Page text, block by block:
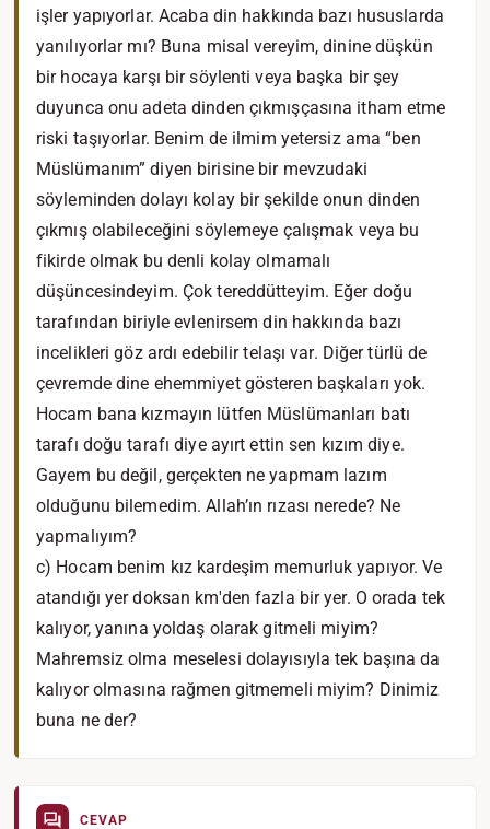
işler yapıyorlar. Acaba din hakkında bazı hususlarda
yanılıyorlar mı? Buna misal vereyim, dinine düşkün
bir hocaya karşı bir söylenti veya başka bir şey
duyunca onu adeta dinden çıkmışçasına itham etme
riski taşıyorlar. Benim de ilmim yetersiz ama “ben
Müslümanım” diyen birisine bir mevzudaki
söyleminden dolayı kolay bir şekilde onun dinden
çıkmış olabileceğini söylemeye çalışmak veya bu
fikirde olmak bu denli kolay olmamalı
düşüncesindeyim. Çok tereddütteyim. Eğer doğu
tarafından biriyle evlenirsem din hakkında bazı
incelikleri göz ardı edebilir telaşı var. Diğer türlü de
çevremde dine ehemmiyet gösteren başkaları yok.
Hocam bana kızmayın lütfen Müslümanları batı
tarafı doğu tarafı diye ayırt ettin sen kızım diye.
Gayem bu değil, gerçekten ne yapmam lazım
olduğunu bilemedim. Allah’ın rızası nerede? Ne
yapmalıyım?
c) Hocam benim kız kardeşim memurluk yapıyor. Ve
atandığı yer doksan km'den fazla bir yer. O orada tek
kalıyor, yanına yoldaş olarak gitmeli miyim?
Mahremsiz olma meselesi dolayısıyla tek başına da
kalıyor olmasına rağmen gitmemeli miyim? Dinimiz
buna ne der?
CEVAP